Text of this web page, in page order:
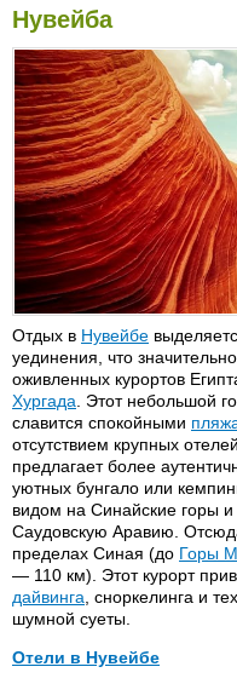
Club Z 2*
Comfort El Diwan 4*
Concorde El Salam (Front
Area) 5*
Concorde El Salam (Sports
Area) 5*
Conrad Hilton International
Coral Bay 5*
Coral Beach Montazah 4*
Coral Beach Tiran 4*
Creative Grand Sharm
4*
Creative Mexicana Sharm
Resort 3*
Days Inn Gafy Resort 4*
Dive Inn Swiss Resort 4*
Domina Coral Bay 5*
Domina Gardenia Plaza 4*
Dreams Beach 5*
El Faraana Club (King
Senefro) 4*
Falcon Hills 3*
Al Bostan (El Boustan) 4*
Eden Rock 3*
Falcon Al Diar 3*
Ghazala Front 4*
Ghazala Gardens 3*
Halomy Sharm Village
(Halomy Sharm) 3*
Helnan Marina 4*
Hilton Fayrouz 4*
Hilton Sharm Dreams 5*
Iberotel Lido 4*
Нувейба
Отдых в Нувейбе
уединения, что
оживленных курортов
Хургада . Этот небольшой
славится спокойными
отсутствием крупных
предлагает более
уютных бунгало или
видом на Синайские горы
Саудовскую Аравию.
пределах Синая (до Горы
— 110 км). Этот курорт
дайвинга , сноркелинга и
шумной суеты.
Отели в Нувейбе